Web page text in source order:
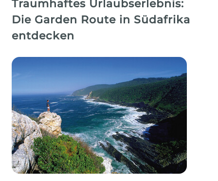
Traumhaftes Urlaubserlebnis:
Die Garden Route in Südafrika
entdecken